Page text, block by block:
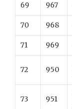
69 967
70 968
71 969
72 950
73 951